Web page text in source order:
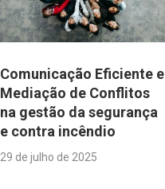
Comunicação Eficiente e
Mediação de Conflitos
na gestão da segurança
e contra incêndio
29 de julho de 2025